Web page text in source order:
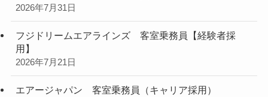
2026年7月31日
フジドリームエアラインズ 客室乗務員【経験者採
用】
2026年7月21日
エアージャパン 客室乗務員（キャリア採用）